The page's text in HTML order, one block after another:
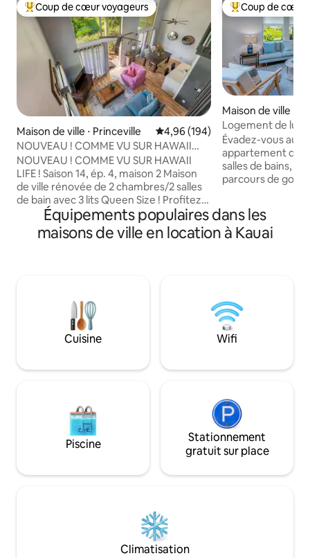
Coups de cœur voyageurs les plus appréciés
Coup de cœur voyageurs
Maison de ville ⋅ Princeville Évaluation moyenne sur la
4,96 (194)
NOUVEAU ! COMME VU SUR HAWAII
LIFE ! Maison de ville 2/2 rénovée !
NOUVEAU ! COMME VU SUR HAWAII
LIFE ! Saison 14, ép. 4, maison 2 Maison
de ville rénovée de 2 chambres/2 salles
de bain avec 3 lits Queen Size ! Profitez
de notre condo de 2 chambres, 2 salles
de bain avec des équipements
modernes à Princeville. Notre unité
terrains de golf, du complexe hôtelier
Westin où vous pourrez profiter de
Starbucks et de restaurants raffinés.
Descendez à pied jusqu'à Wyllie Beach,
Princeville à proximité, marchez jusqu'à
Coups de cœur
Coup de cœur
Maison de ville ⋅
Logement de
Poipu : piscine,
climatisation, golf
Évadez-vous au
appartement de
salles de bains,
parcours de golf
avec une
jardin, la
connexion Wi-Fi
gamme du
piscine, un
un espace
Votre maison de
Équipements populaires dans les
maisons de ville en location à Kauai
Cuisine Wifi
Piscine
Stationnement
gratuit sur place
Climatisation